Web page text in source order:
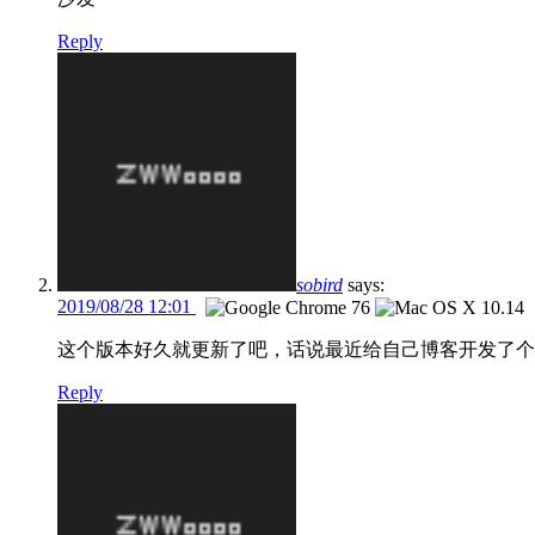
Reply
sobird says:
2019/08/28 12:01
这个版本好久就更新了吧，话说最近给自己博客开发了
Reply